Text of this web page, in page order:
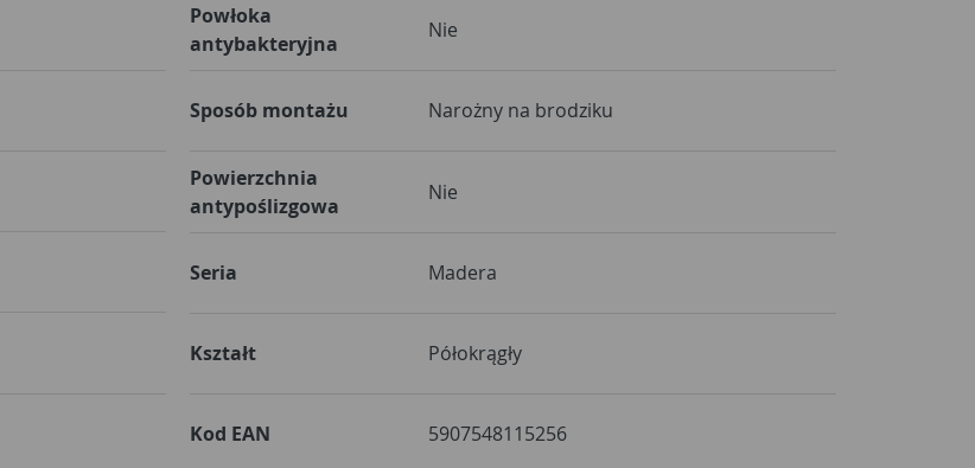
Powłoka
antybakteryjna
Nie
Sposób montażu Narożny na brodziku
Powierzchnia
antypoślizgowa
Nie
Seria Madera
Kształt Półokrągły
Kod EAN 5907548115256